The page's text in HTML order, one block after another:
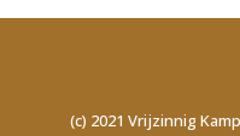
(c) 2021 Vrijzinnig